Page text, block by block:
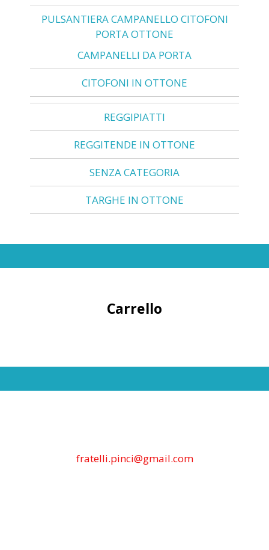
PULSANTIERA CAMPANELLO CITOFONI
PORTA OTTONE
CAMPANELLI DA PORTA
CITOFONI IN OTTONE
REGGIPIATTI
REGGITENDE IN OTTONE
SENZA CATEGORIA
TARGHE IN OTTONE
Carrello
fratelli.pinci@gmail.com